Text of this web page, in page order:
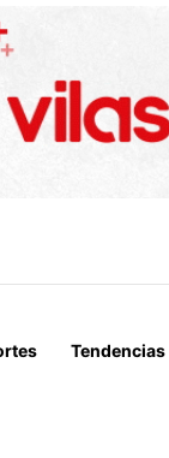
Y
Tendencias